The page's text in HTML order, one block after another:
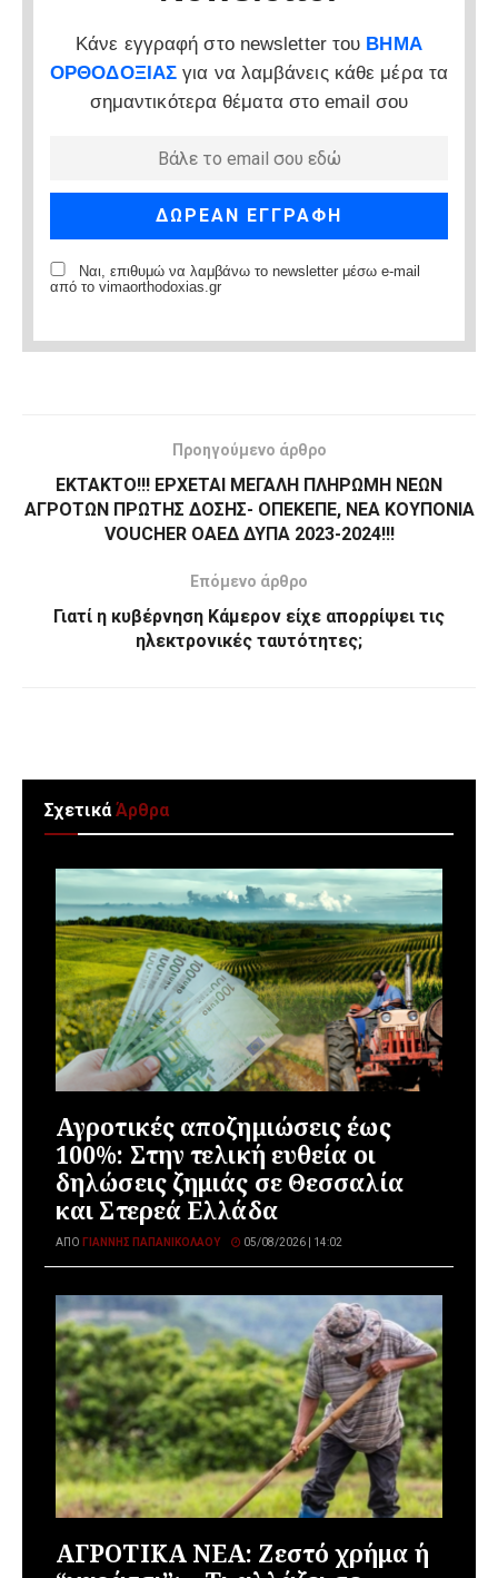
Κάνε εγγραφή στο newsletter του ΒΗΜΑ
ΟΡΘΟΔΟΞΙΑΣ για να λαμβάνεις κάθε μέρα τα
σημαντικότερα θέματα στο email σου
Ναι, επιθυμώ να λαμβάνω το newsletter μέσω e-mail
από το vimaorthodoxias.gr
Προηγούμενο άρθρο
ΕΚΤΑΚΤΟ!!! ΕΡΧΕΤΑΙ ΜΕΓΑΛΗ ΠΛΗΡΩΜΗ ΝΕΩΝ
ΑΓΡΟΤΩΝ ΠΡΩΤΗΣ ΔΟΣΗΣ- ΟΠΕΚΕΠΕ, ΝΕΑ ΚΟΥΠΟΝΙΑ
VOUCHER ΟΑΕΔ ΔΥΠΑ 2023-2024!!!
Επόμενο άρθρο
Γιατί η κυβέρνηση Κάμερον είχε απορρίψει τις
ηλεκτρονικές ταυτότητες;
ΣχετικάΆρθρα
Αγροτικές αποζημιώσεις έως
100%: Στην τελική ευθεία οι
δηλώσεις ζημιάς σε Θεσσαλία
και Στερεά Ελλάδα
ΑΠΌ ΓΙΆΝΝΗΣ ΠΑΠΑΝΙΚΟΛΆΟΥ 05/08/2026 | 14:02
ΑΓΡΟΤΙΚΑ ΝΕΑ: Ζεστό χρήμα ή